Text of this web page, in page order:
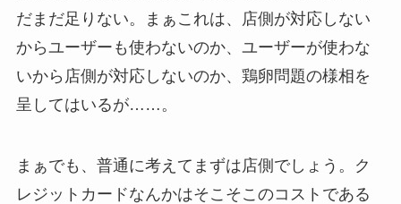
だまだ足りない。まぁこれは、店側が対応しない
からユーザーも使わないのか、ユーザーが使わな
いから店側が対応しないのか、鶏卵問題の様相を
呈してはいるが……。
まぁでも、普通に考えてまずは店側でしょう。ク
レジットカードなんかはそこそこのコストである